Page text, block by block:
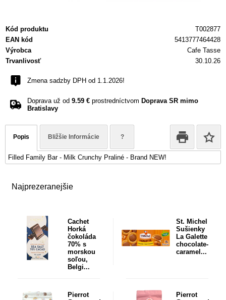
Najprezeranejšie
Cachet
Horká
čokoláda
70% s
morskou
soľou,
Belgi...
St. Michel
Sušienky
La Galette
chocolate-
caramel...
Pierrot
Pierrot
Kód produktu
T002877
EAN kód
5413777464428
Výrobca
Cafe Tasse
Trvanlivosť
30.10.26
Zmena sadzby DPH od 1.1.2026!
Doprava už od 9.59 € prostredníctvom Doprava SR mimo
Bratislavy
Popis Bližšie Informácie ?
Filled Family Bar - Milk Crunchy Praliné - Brand NEW!